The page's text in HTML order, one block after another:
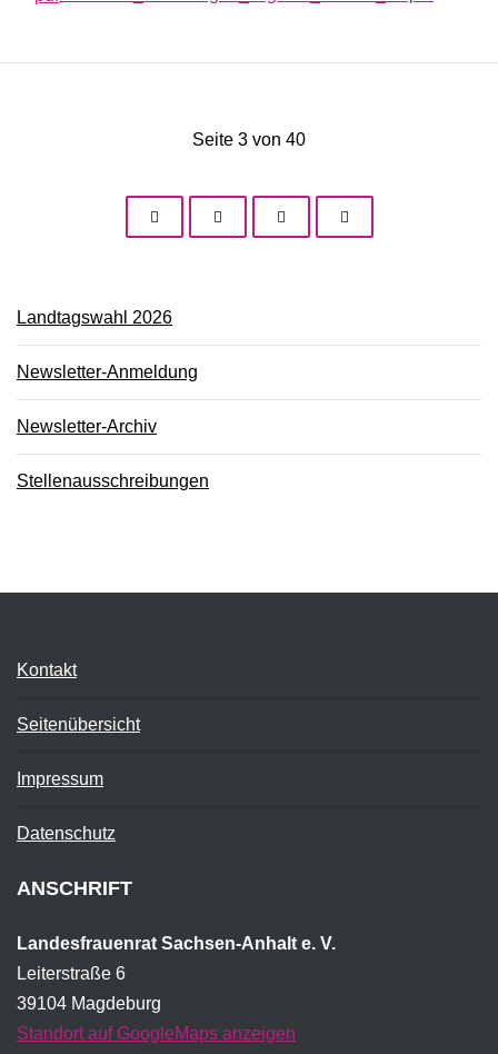
Seite 3 von 40
Landtagswahl 2026
Newsletter-Anmeldung
Newsletter-Archiv
Stellenausschreibungen
Kontakt
Seitenübersicht
Impressum
Datenschutz
ANSCHRIFT
Landesfrauenrat Sachsen-Anhalt e. V.
Leiterstraße 6
39104 Magdeburg
Standort auf GoogleMaps anzeigen